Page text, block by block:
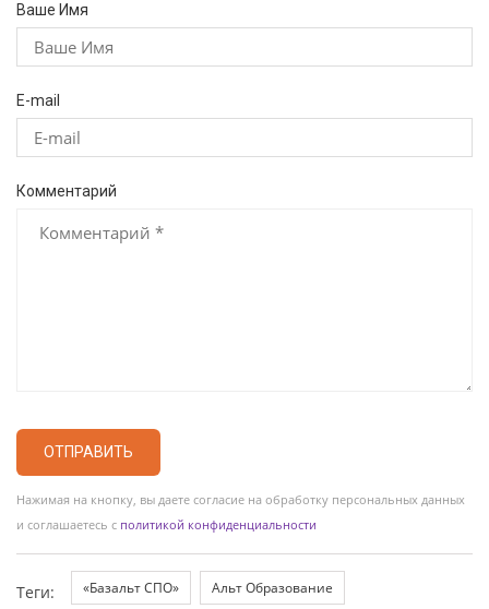
Ваше Имя
E-mail
Комментарий
ОТПРАВИТЬ
Нажимая на кнопку, вы даете согласие на обработку персональных данных
и соглашаетесь с политикой конфиденциальности
Теги: «Базальт СПО» Альт Образование